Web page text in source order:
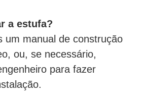
a estufa?
um manual de construção
ou, se necessário,
para fazer